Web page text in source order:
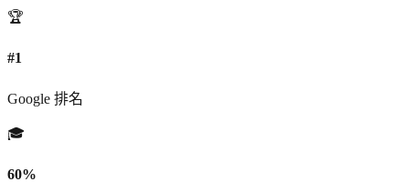
🏆
#1
Google 排名
🎓
60%